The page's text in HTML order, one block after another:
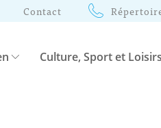
Contact
Culture, Sport et Loisirs